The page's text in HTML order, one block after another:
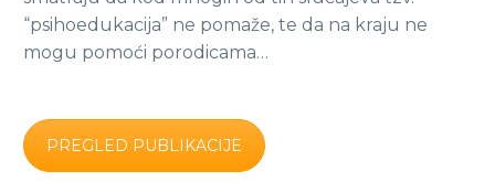
“psihoedukacija” ne pomaže, te da na kraju ne
mogu pomoći porodicama…
PREGLED PUBLIKACIJE